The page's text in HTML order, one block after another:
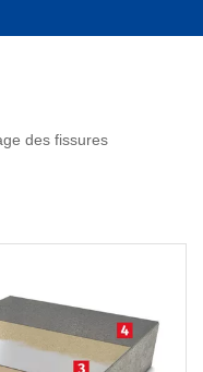
des fissures